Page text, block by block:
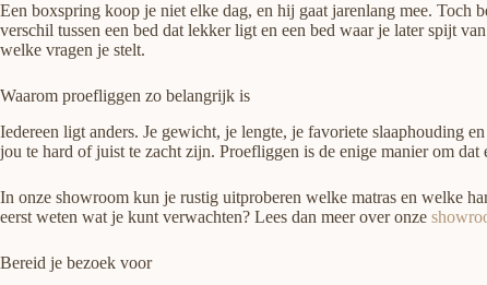
Een boxspring koop je niet elke dag, en hij gaat jarenlang mee. Toch
verschil tussen een bed dat lekker ligt en een bed waar je later spijt
welke vragen je stelt.
Waarom proefliggen zo belangrijk is
Iedereen ligt anders. Je gewicht, je lengte, je favoriete slaaphouding
jou te hard of juist te zacht zijn. Proefliggen is de enige manier om
In onze showroom kun je rustig uitproberen welke matras en welke
eerst weten wat je kunt verwachten? Lees dan meer over onze
Bereid je bezoek voor